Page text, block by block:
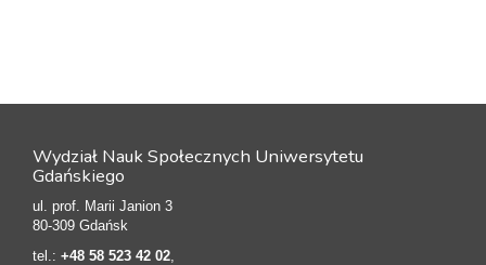
Wydział Nauk Społecznych Uniwersytetu
Gdańskiego
ul. prof. Marii Janion 3
80-309 Gdańsk
tel.: +48 58 523 42 02